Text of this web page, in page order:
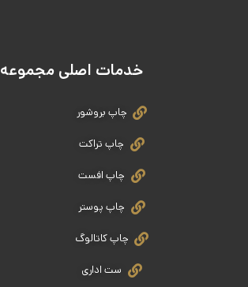
خدمات اصلی مجموعه
چاپ بروشور
چاپ تراکت
چاپ افست
چاپ پوستر
چاپ کاتالوگ
ست اداری